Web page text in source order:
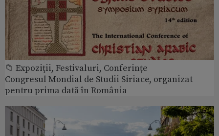
📁 Expoziţii, Festivaluri, Conferințe
Congresul Mondial de Studii Siriace, organizat
pentru prima dată în România